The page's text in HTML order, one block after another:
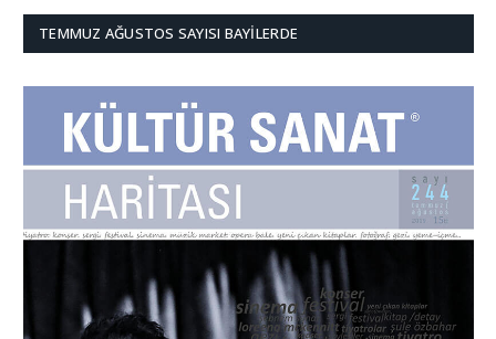
TEMMUZ AĞUSTOS SAYISI BAYILERDE